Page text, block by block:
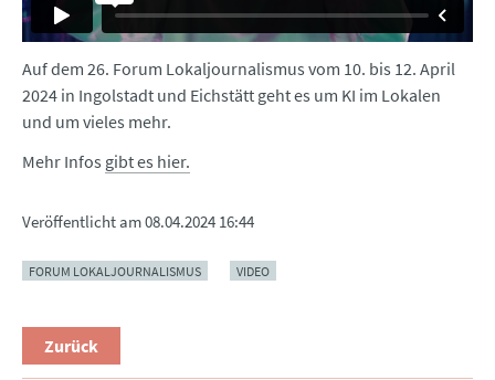
Auf dem 26. Forum Lokaljournalismus vom 10. bis 12. April
2024 in Ingolstadt und Eichstätt geht es um KI im Lokalen
und um vieles mehr.
Mehr Infos gibt es hier.
Veröffentlicht am08.04.2024 16:44
FORUM LOKALJOURNALISMUS VIDEO
Zurück